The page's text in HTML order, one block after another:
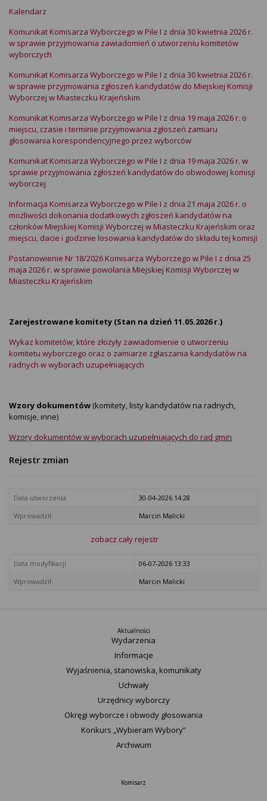
Kalendarz
Komunikat Komisarza Wyborczego w Pile I z dnia 30 kwietnia 2026 r.
w sprawie przyjmowania zawiadomień o utworzeniu komitetów
wyborczych
Komunikat Komisarza Wyborczego w Pile I z dnia 30 kwietnia 2026 r.
w sprawie przyjmowania zgłoszeń kandydatów do Miejskiej Komisji
Wyborczej w Miasteczku Krajeńskim
Komunikat Komisarza Wyborczego w Pile I z dnia 19 maja 2026 r. o
miejscu, czasie i terminie przyjmowania zgłoszeń zamiaru
głosowania korespondencyjnego przez wyborców
Komunikat Komisarza Wyborczego w Pile I z dnia 19 maja 2026 r. w
sprawie przyjmowania zgłoszeń kandydatów do obwodowej komisji
wyborczej
Informacja Komisarza Wyborczego w Pile I z dnia 21 maja 2026 r. o
możliwości dokonania dodatkowych zgłoszeń kandydatów na
członków Miejskiej Komisji Wyborczej w Miasteczku Krajeńskim oraz
miejscu, dacie i godzinie losowania kandydatów do składu tej komisji
Postanowienie Nr 18/2026 Komisarza Wyborczego w Pile I z dnia 25
maja 2026 r. w sprawie powołania Miejskiej Komisji Wyborczej w
Miasteczku Krajeńskim
Zarejestrowane komitety (Stan na dzień 11.05.2026 r.)
Wykaz komitetów, które złożyły zawiadomienie o utworzeniu
komitetu wyborczego oraz o zamiarze zgłaszania kandydatów na
radnych w wyborach uzupełniających
Wzory dokumentów (komitety, listy kandydatów na radnych,
komisje, inne)
Wzory dokumentów w wyborach uzupełniających do rad gmin
Rejestr zmian
Data utworzenia
30-04-2026 14:28
Wprowadził:
Marcin Malicki
zobacz cały rejestr
Data modyfikacji
06-07-2026 13:33
Wprowadził:
Marcin Malicki
Aktualności
Wydarzenia
Informacje
Wyjaśnienia, stanowiska, komunikaty
Uchwały
Urzędnicy wyborczy
Okręgi wyborcze i obwody głosowania
Konkurs „Wybieram Wybory”
Archiwum
Komisarz